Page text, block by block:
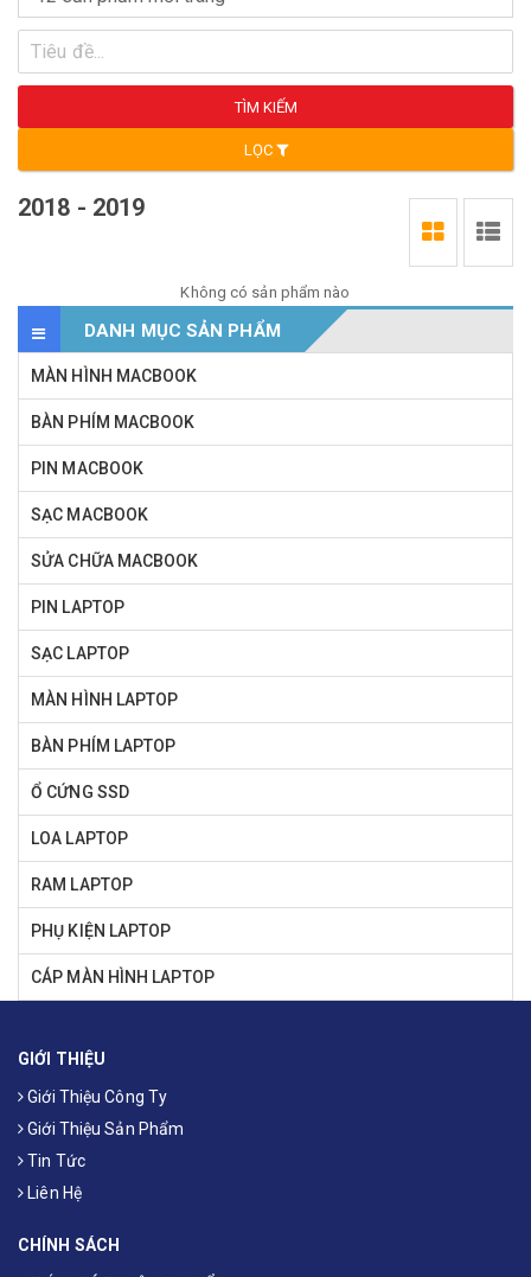
TÌM KIẾM
LỌC
2018 - 2019
Không có sản phẩm nào
DANH MỤC SẢN PHẨM
MÀN HÌNH MACBOOK
BÀN PHÍM MACBOOK
PIN MACBOOK
SẠC MACBOOK
SỬA CHỮA MACBOOK
PIN LAPTOP
SẠC LAPTOP
MÀN HÌNH LAPTOP
BÀN PHÍM LAPTOP
Ổ CỨNG SSD
LOA LAPTOP
RAM LAPTOP
PHỤ KIỆN LAPTOP
CÁP MÀN HÌNH LAPTOP
GIỚI THIỆU
Giới Thiệu Công Ty
Giới Thiệu Sản Phẩm
Tin Tức
Liên Hệ
CHÍNH SÁCH